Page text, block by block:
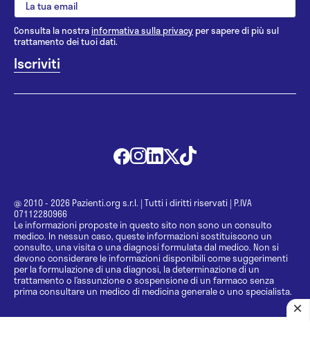
Consulta la nostrainformativa sulla privacy per sapere di più sul
trattamento dei tuoi dati.
@ 2010 - 2026 Pazienti.org s.r.l. | Tutti i diritti riservati | P.IVA
07112280966
Le informazioni proposte in questo sito non sono un consulto
medico. In nessun caso, queste informazioni sostituiscono un
consulto, una visita o una diagnosi formulata dal medico. Non si
devono considerare le informazioni disponibili come suggerimenti
per la formulazione di una diagnosi, la determinazione di un
trattamento o l’assunzione o sospensione di un farmaco senza
prima consultare un medico di medicina generale o uno specialista.